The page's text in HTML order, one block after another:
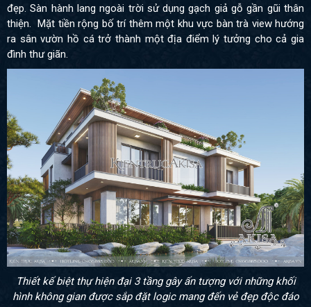
đẹp. Sàn hành lang ngoài trời sử dụng gạch giả gỗ gần gũi thân
thiện. Mặt tiền rộng bố trí thêm một khu vực bàn trà view hướng
ra sân vườn hồ cá trở thành một địa điểm lý tưởng cho cả gia
đình thư giãn.
Thiết kế biệt thự hiện đại 3 tầng gây ấn tượng với những khối
hình không gian được sắp đặt logic mang đến vẻ đẹp độc đáo